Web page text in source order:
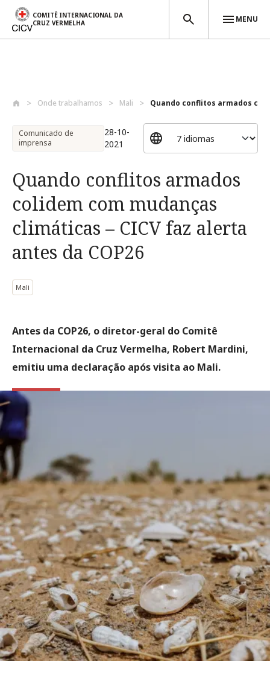
COMITÊ INTERNACIONAL DA
CRUZ VERMELHA
MENU
Onde trabalhamos Mali Quando conflitos armados
Comunicado de
imprensa
28-10-
2021
Quando conflitos armados
colidem com mudanças
climáticas – CICV faz alerta
antes da COP26
Mali
Antes da COP26, o diretor-geral do Comitê
Internacional da Cruz Vermelha, Robert Mardini,
emitiu uma declaração após visita ao Mali.